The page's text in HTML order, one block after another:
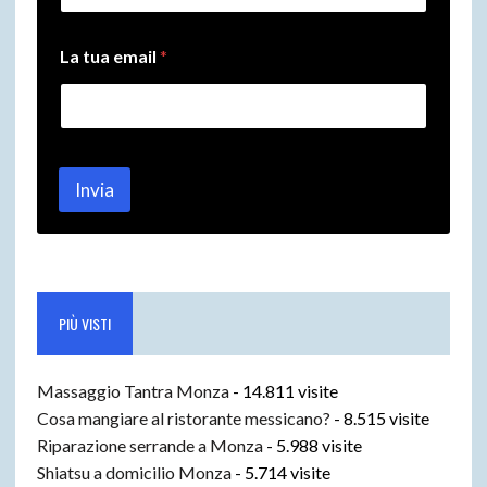
u
t
u
a
La tua email *
Invia
PIÙ VISTI
Massaggio Tantra Monza- 14.811 visite
Cosa mangiare al ristorante messicano? - 8.515 visite
Riparazione serrande a Monza- 5.988 visite
Shiatsu a domicilio Monza- 5.714 visite